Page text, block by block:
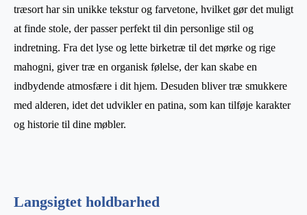
træsort har sin unikke tekstur og farvetone, hvilket gør det muligt
at finde stole, der passer perfekt til din personlige stil og
indretning. Fra det lyse og lette birketræ til det mørke og rige
mahogni, giver træ en organisk følelse, der kan skabe en
indbydende atmosfære i dit hjem. Desuden bliver træ smukkere
med alderen, idet det udvikler en patina, som kan tilføje karakter
og historie til dine møbler.
Langsigtet holdbarhed